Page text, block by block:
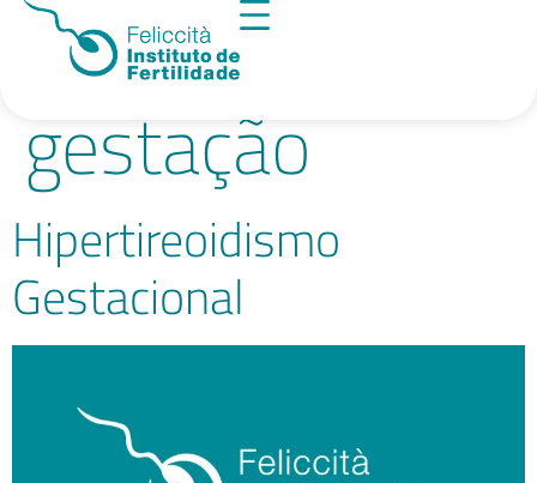
Tag:tireoide na
gestação
Hipertireoidismo
Gestacional